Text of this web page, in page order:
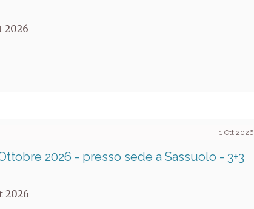
2026
1 Ott 2026
2026 - presso sede a Sassuolo - 3+3
2026